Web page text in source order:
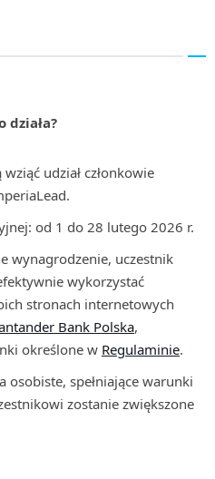
działa?
udział członkowie
od 1 do 28 lutego 2026 r.
wynagrodzenie, uczestnik
wykorzystać
stronach internetowych
Bank Polska,
określone w Regulaminie.
osobiste, spełniające warunki
zostanie zwiększone